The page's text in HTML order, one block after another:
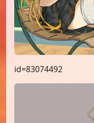
id=83074492